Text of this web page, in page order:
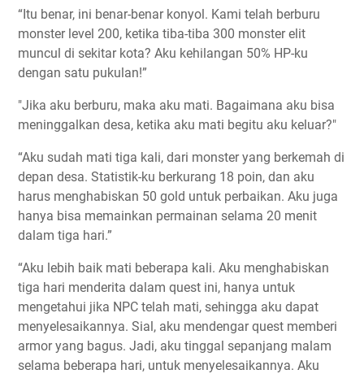
“Itu benar, ini benar-benar konyol. Kami telah berburu
monster level 200, ketika tiba-tiba 300 monster elit
muncul di sekitar kota? Aku kehilangan 50% HP-ku
dengan satu pukulan!”
"Jika aku berburu, maka aku mati. Bagaimana aku bisa
meninggalkan desa, ketika aku mati begitu aku keluar?"
“Aku sudah mati tiga kali, dari monster yang berkemah di
depan desa. Statistik-ku berkurang 18 poin, dan aku
harus menghabiskan 50 gold untuk perbaikan. Aku juga
hanya bisa memainkan permainan selama 20 menit
dalam tiga hari.”
“Aku lebih baik mati beberapa kali. Aku menghabiskan
tiga hari menderita dalam quest ini, hanya untuk
mengetahui jika NPC telah mati, sehingga aku dapat
menyelesaikannya. Sial, aku mendengar quest memberi
armor yang bagus. Jadi, aku tinggal sepanjang malam
selama beberapa hari, untuk menyelesaikannya. Aku